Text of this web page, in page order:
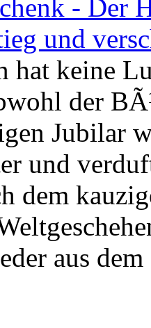
hat keine
der
Jubilar
und
dem
aus